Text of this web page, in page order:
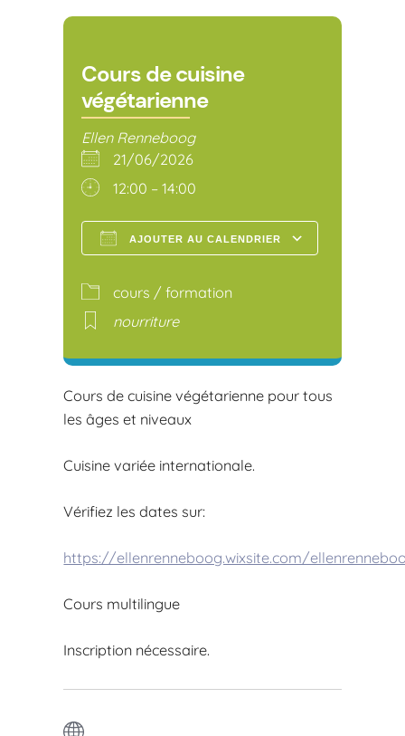
Cours de cuisine
végétarienne
Ellen Renneboog
21/06/2026
12:00 – 14:00
AJOUTER AU CALENDRIER
cours / formation
nourriture
Cours de cuisine végétarienne pour tous
les âges et niveaux
Cuisine variée internationale.
Vérifiez les dates sur:
https://ellenrenneboog.wixsite.com/
Cours multilingue
Inscription nécessaire.